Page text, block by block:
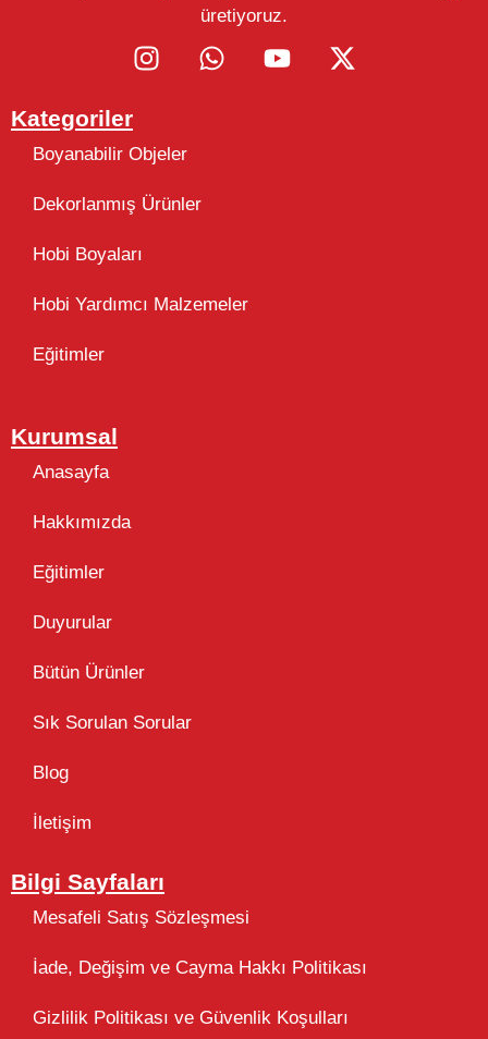
üretiyoruz.
Kategoriler
Boyanabilir Objeler
Dekorlanmış Ürünler
Hobi Boyaları
Hobi Yardımcı Malzemeler
Eğitimler
Kurumsal
Anasayfa
Hakkımızda
Eğitimler
Duyurular
Bütün Ürünler
Sık Sorulan Sorular
Blog
İletişim
Bilgi Sayfaları
Mesafeli Satış Sözleşmesi
İade, Değişim ve Cayma Hakkı Politikası
Gizlilik Politikası ve Güvenlik Koşulları